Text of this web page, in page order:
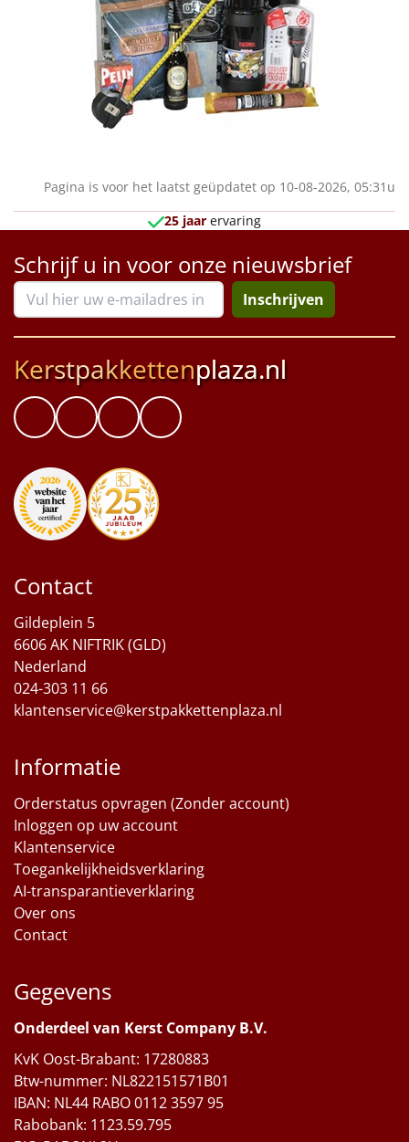
Pagina is voor het laatst geüpdatet op 10-08-2026, 05:31u
25 jaar ervaring
Schrijf u in voor onze nieuwsbrief
Inschrijven
Kerstpakkettenplaza.nl
Contact
Gildeplein 5
6606 AK NIFTRIK (GLD)
Nederland
024-303 11 66
klantenservice@kerstpakkettenplaza.nl
Informatie
Orderstatus opvragen (Zonder account)
Inloggen op uw account
Klantenservice
Toegankelijkheidsverklaring
AI-transparantieverklaring
Over ons
Contact
Gegevens
Onderdeel van Kerst Company B.V.
KvK Oost-Brabant: 17280883
Btw-nummer: NL822151571B01
IBAN: NL44 RABO 0112 3597 95
Rabobank: 1123.59.795